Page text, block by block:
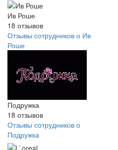
Ив Роше
18 отзывов
Отзывы сотрудников о Ив
Роше
Подружка
18 отзывов
Отзывы сотрудников о
Подружка